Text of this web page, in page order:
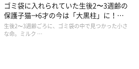
ゴミ袋に入れられていた生後2〜3週齢の
保護子猫→6才の今は「大黒柱」に！
美しい黒猫に成長した姿にグッとくる
生後2〜3週齢ごろに、ゴミ袋の中で見つかった小さ
な命。ミルク …